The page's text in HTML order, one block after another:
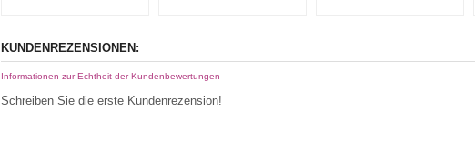
KUNDENREZENSIONEN:
Informationen zur Echtheit der Kundenbewertungen
Schreiben Sie die erste Kundenrezension!